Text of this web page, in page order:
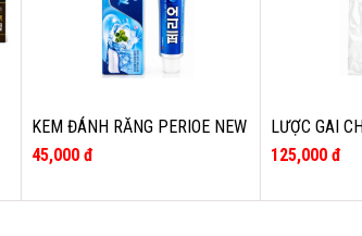
KEM ĐÁNH RĂNG PERIOE NEW
FRESH ALPHA NGĂN NGỪA
45,000 đ
LƯỢC GAI
PRINSIA
125,000 đ